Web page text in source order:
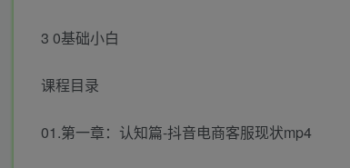
3 0基础小白
课程目录
01.第一章：认知篇-抖音电商客服现状mp4